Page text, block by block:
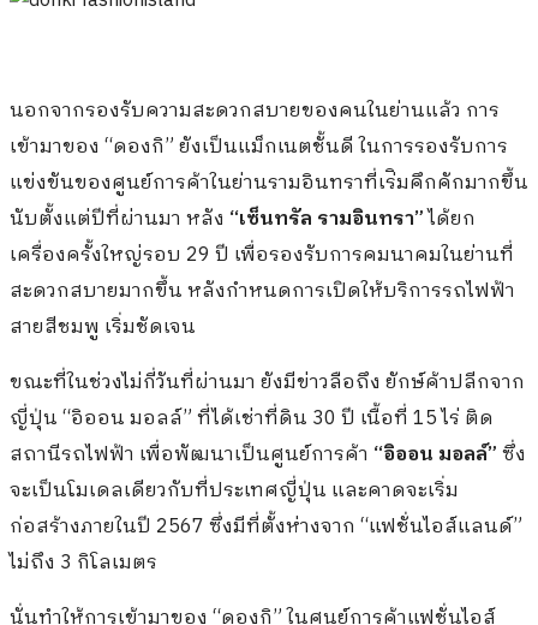
นอกจากรองรับความสะดวกสบายของคนในย่านแล้ว การ
เข้ามาของ “ดองกิ” ยังเป็นแม็กเนตชั้นดี ในการรองรับการ
แข่งขันของศูนย์การค้าในย่านรามอินทราที่เร่ิมคึกคักมากขึ้น
นับตั้งแต่ปีที่ผ่านมา หลัง “เซ็นทรัล รามอินทรา”ได้ยก
เครื่องครั้งใหญ่รอบ 29 ปี เพื่อรองรับการคมนาคมในย่านที่
สะดวกสบายมากขึ้น หลังกำหนดการเปิดให้บริการรถไฟฟ้า
สายสีชมพู เริ่มชัดเจน
ขณะที่ในช่วงไม่กี่วันที่ผ่านมา ยังมีข่าวลือถึง ยักษ์ค้าปลีกจาก
ญี่ปุ่น “อิออน มอลล์” ที่ได้เช่าที่ดิน 30 ปี เนื้อที่ 15 ไร่ ติด
สถานีรถไฟฟ้า เพื่อพัฒนาเป็นศูนย์การค้า “อิออน มอลล์”ซึ่ง
จะเป็นโมเดลเดียวกับที่ประเทศญี่ปุ่น และคาดจะเริ่ม
ก่อสร้างภายในปี 2567 ซึ่งมีที่ตั้งห่างจาก “แฟชั่นไอส์แลนด์”
ไม่ถึง 3 กิโลเมตร